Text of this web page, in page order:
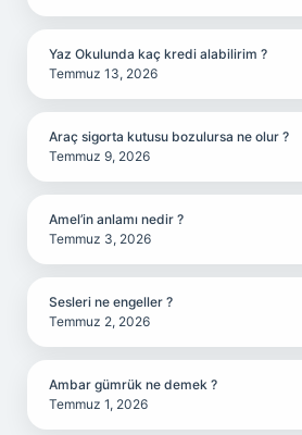
Yaz Okulunda kaç kredi alabilirim ?
Temmuz 13, 2026
Araç sigorta kutusu bozulursa ne olur ?
Temmuz 9, 2026
Amel’in anlamı nedir ?
Temmuz 3, 2026
Sesleri ne engeller ?
Temmuz 2, 2026
Ambar gümrük ne demek ?
Temmuz 1, 2026